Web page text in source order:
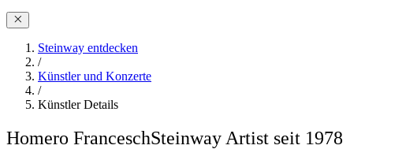
Steinway entdecken
/
Künstler und Konzerte
/
Künstler Details
Homero FranceschSteinway Artist seit 1978